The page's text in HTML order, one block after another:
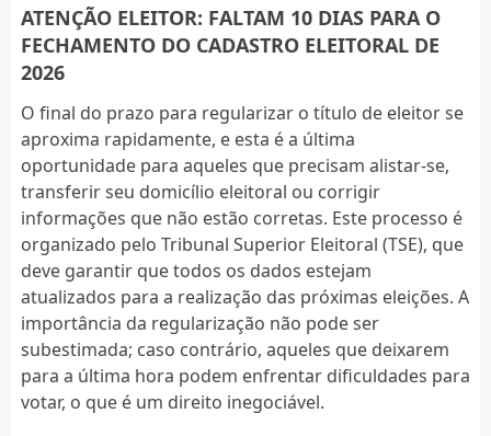
ATENÇÃO ELEITOR: FALTAM 10 DIAS PARA O
FECHAMENTO DO CADASTRO ELEITORAL DE
2026
O final do prazo para regularizar o título de eleitor se
aproxima rapidamente, e esta é a última
oportunidade para aqueles que precisam alistar-se,
transferir seu domicílio eleitoral ou corrigir
informações que não estão corretas. Este processo é
organizado pelo Tribunal Superior Eleitoral (TSE), que
deve garantir que todos os dados estejam
atualizados para a realização das próximas eleições. A
importância da regularização não pode ser
subestimada; caso contrário, aqueles que deixarem
para a última hora podem enfrentar dificuldades para
votar, o que é um direito inegociável.